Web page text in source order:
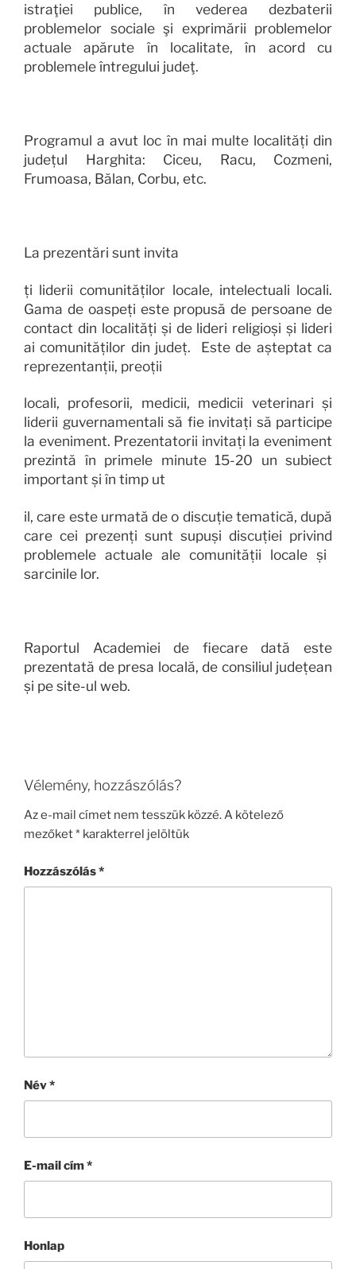
istraţiei publice, în vederea dezbaterii
problemelor sociale şi exprimării problemelor
actuale apărute în localitate, în acord cu
problemele întregului judeţ.
Programul a avut loc în mai multe localități din
județul Harghita: Ciceu, Racu, Cozmeni,
Frumoasa, Bălan, Corbu, etc.
La prezentări sunt invita
ți liderii comunităţilor locale, intelectuali locali.
Gama de oaspeți este propusă de persoane de
contact din localități şi de lideri religioşi și lideri
ai comunităților din județ.
Este de aşteptat ca
reprezentanţii, preoţii
locali, profesorii, medicii, medicii veterinariși
liderii guvernamentali să fie invitaţi să participe
la eveniment. Prezentatorii invitaţi la eveniment
prezintăîn primele minute 15-20 un subiect
importantşi în timp ut
il, care este urmată de o discuţie tematică, după
care cei prezenţi sunt supuși discuției privind
problemele actuale ale comunităţii locale și
sarcinile lor.
Raportul Academiei
de fiecare dată este
prezentată de presa locală, de consiliul judeţean
şi pe site-ul web.
Vélemény, hozzászólás?
Az e-mail címet nem tesszük közzé.A kötelező
mezőket* karakterrel jelöltük
Hozzászólás*
Név*
E-mail cím*
Honlap